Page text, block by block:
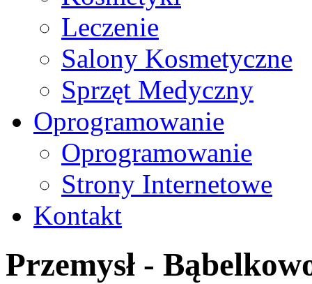
Leczenie
Salony Kosmetyczne
Sprzęt Medyczny
Oprogramowanie
Oprogramowanie
Strony Internetowe
Kontakt
Przemysł -